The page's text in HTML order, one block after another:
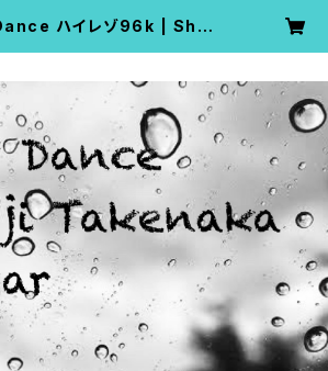
ハイレゾ96k | Shun